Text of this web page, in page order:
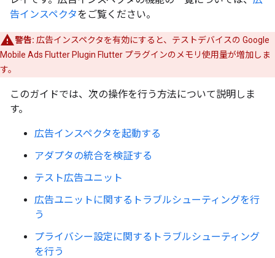
告インスペクタをご覧ください。
警告: 広告インスペクタを有効にすると、テストデバイスの Google
Mobile Ads Flutter Plugin Flutter プラグインのメモリ使用量が増加しま
す。
このガイドでは、次の操作を行う方法について説明しま
す。
広告インスペクタを起動する
アダプタの統合を検証する
テスト広告ユニット
広告ユニットに関するトラブルシューティングを行
う
プライバシー設定に関するトラブルシューティング
を行う